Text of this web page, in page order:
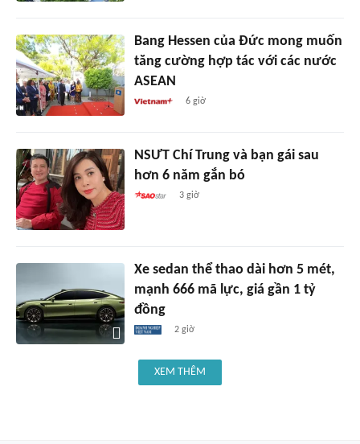
Bang Hessen của Đức mong muốn
tăng cường hợp tác với các nước
ASEAN
6 giờ
NSƯT Chí Trung và bạn gái sau
hơn 6 năm gắn bó
3 giờ
Xe sedan thể thao dài hơn 5 mét,
mạnh 666 mã lực, giá gần 1 tỷ
đồng
2 giờ
XEM THÊM